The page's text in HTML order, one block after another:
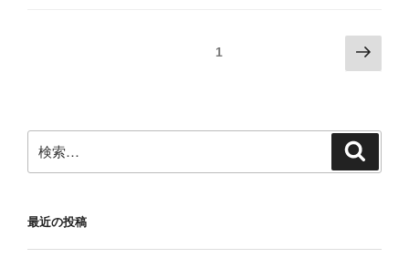
ー
ジ
り
1
次
の
ジ
索:
最近の投稿